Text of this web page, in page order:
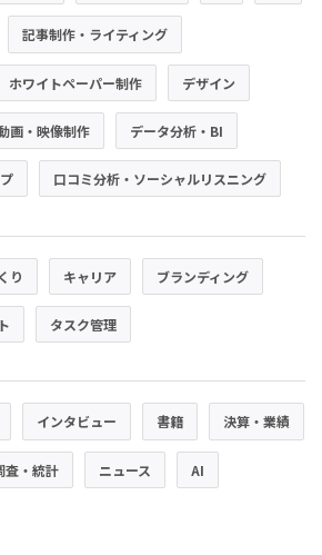
記事制作・ライティング
ホワイトペーパー制作 デザイン
画・映像制作 データ分析・BI
口コミ分析・ソーシャルリスニング
り キャリア ブランディング
タスク管理
インタビュー 書籍 決算・業績
査・統計 ニュース AI